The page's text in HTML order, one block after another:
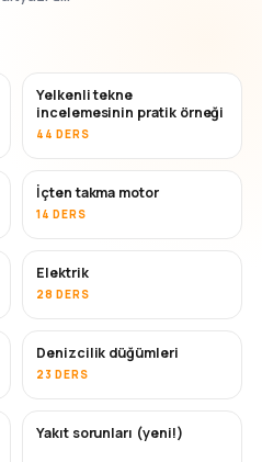
Yelkenli tekne
incelemesinin pratik örneği
44 DERS
İçten takma motor
14 DERS
Elektrik
28 DERS
Denizcilik düğümleri
23 DERS
Yakıt sorunları (yeni!)